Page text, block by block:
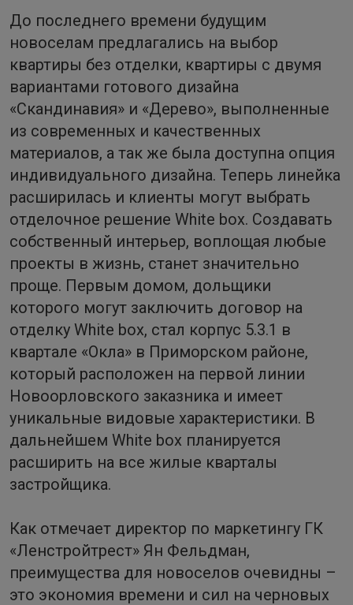
До последнего времени будущим
новоселам предлагались на выбор
квартиры без отделки, квартиры с двумя
вариантами готового дизайна
«Скандинавия» и «Дерево», выполненные
из современных и качественных
материалов, а так же была доступна опция
индивидуального дизайна. Теперь линейка
расширилась и клиенты могут выбрать
отделочное решение White box. Создавать
собственный интерьер, воплощая любые
проекты в жизнь, станет значительно
проще. Первым домом, дольщики
которого могут заключить договор на
отделку White box, стал корпус 5.3.1 в
квартале «Окла» в Приморском районе,
который расположен на первой линии
Новоорловского заказника и имеет
уникальные видовые характеристики. В
дальнейшем White box планируется
расширить на все жилые кварталы
застройщика.
Как отмечает директор по маркетингу ГК
«Ленстройтрест» Ян Фельдман,
преимущества для новоселов очевидны –
это экономия времени и сил на черновых